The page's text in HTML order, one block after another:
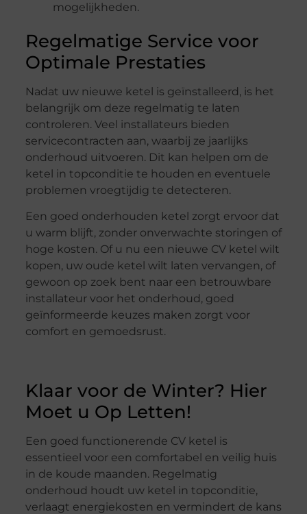
mogelijkheden.
Regelmatige Service voor
Optimale Prestaties
Nadat uw nieuwe ketel is geïnstalleerd, is het
belangrijk om deze regelmatig te laten
controleren. Veel installateurs bieden
servicecontracten aan, waarbij ze jaarlijks
onderhoud uitvoeren. Dit kan helpen om de
ketel in topconditie te houden en eventuele
problemen vroegtijdig te detecteren.
Een goed onderhouden ketel zorgt ervoor dat
u warm blijft, zonder onverwachte storingen of
hoge kosten. Of u nu een nieuwe CV ketel wilt
kopen, uw oude ketel wilt laten vervangen, of
gewoon op zoek bent naar een betrouwbare
installateur voor het onderhoud, goed
geïnformeerde keuzes maken zorgt voor
comfort en gemoedsrust.
Klaar voor de Winter? Hier
Moet u Op Letten!
Een goed functionerende CV ketel is
essentieel voor een comfortabel en veilig huis
in de koude maanden. Regelmatig
onderhoud houdt uw ketel in topconditie,
verlaagt energiekosten en vermindert de kans